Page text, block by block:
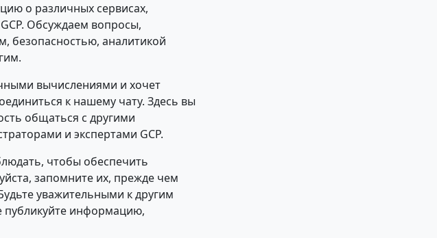
о различных сервисах,
Обсуждаем вопросы,
безопасностью, аналитикой
вычислениями и хочет
к нашему чату. Здесь вы
общаться с другими
и экспертами GCP.
чтобы обеспечить
запомните их, прежде чем
уважительными к другим
публикуйте информацию,